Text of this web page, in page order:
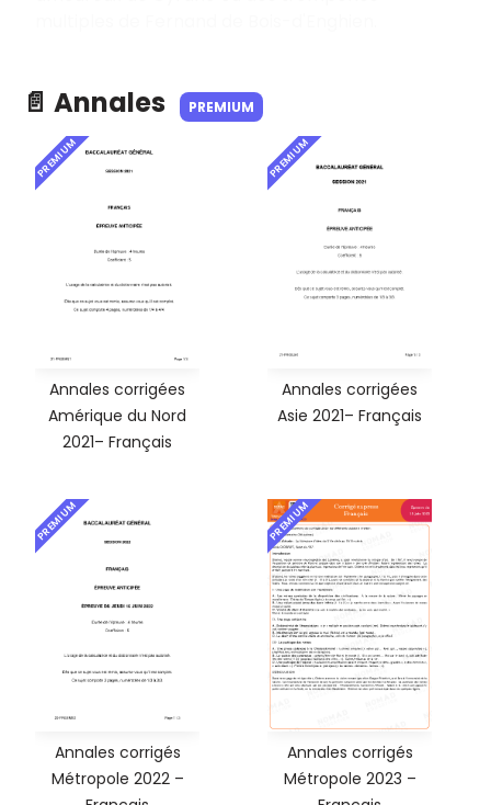
📄 Annales PREMIUM
PREMIUM
Annales corrigées
Amérique du Nord
2021– Français
PREMIUM
Annales corrigées
Asie 2021– Français
PREMIUM
Annales corrigés
Métropole 2022 –
PREMIUM
Annales corrigés
Métropole 2023 –